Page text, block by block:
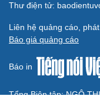
tù giam khủng bố
Thái Lan cảnh